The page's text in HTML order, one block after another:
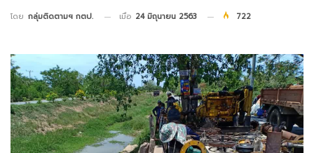
โดย กลุ่มติดตามฯ กตป. เมื่อ 24 มิถุนายน 2563 722